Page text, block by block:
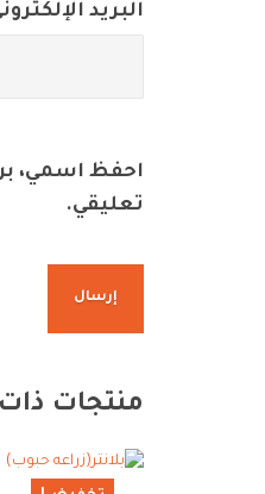
البريد
احفظ اسمي،
تعليقي.
منتجات